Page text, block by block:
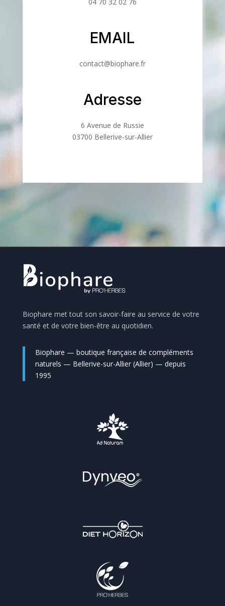
EMAIL
contact@biophare.fr
Adresse
6 Avenue de Russie
03700 Bellerive-sur-Allier
Biophare met tout son savoir-faire au service de votre
santé et de votre bien-être au quotidien.
Biophare — boutique française de compléments
naturels — Bellerive-sur-Allier (Allier) — depuis
1995